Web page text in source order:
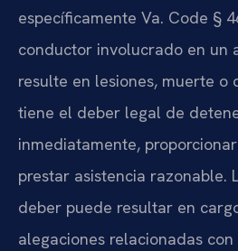
específicamente Va. Code §
conductor involucrado en un
resulte en lesiones, muerte o
tiene el deber legal de
inmediatamente,
prestar asistencia razonable.
deber puede resultar en
alegaciones relacionadas